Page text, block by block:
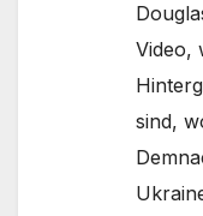
Video,
sind,